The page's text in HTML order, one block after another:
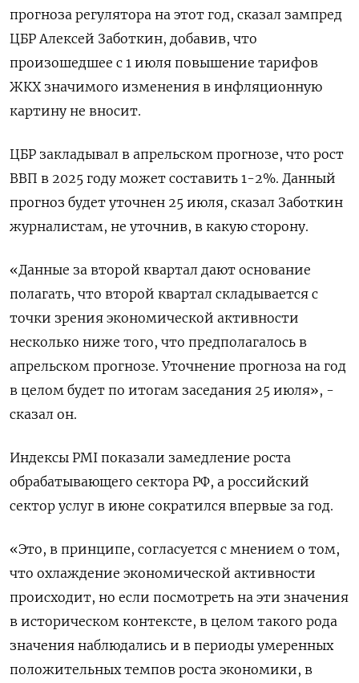
прогноза регулятора на этот год, сказал зампред
ЦБР Алексей Заботкин, добавив, что
произошедшее с 1 июля повышение тарифов
ЖКХ значимого изменения в инфляционную
картину не вносит.
ЦБР закладывал в апрельском прогнозе, что рост
ВВП в 2025 году может составить 1-2%. Данный
прогноз будет уточнен 25 июля, сказал Заботкин
журналистам, не уточнив, в какую сторону.
«Данные за второй квартал дают основание
полагать, что второй квартал складывается с
точки зрения экономической активности
несколько ниже того, что предполагалось в
апрельском прогнозе. Уточнение прогноза на год
в целом будет по итогам заседания 25 июля», -
сказал он.
Индексы PMI показали замедление роста
обрабатывающего сектора РФ, а российский
сектор услуг в июне сократился впервые за год.
«Это, в принципе, согласуется с мнением о том,
что охлаждение экономической активности
происходит, но если посмотреть на эти значения
в историческом контексте, в целом такого рода
значения наблюдались и в периоды умеренных
положительных темпов роста экономики, в